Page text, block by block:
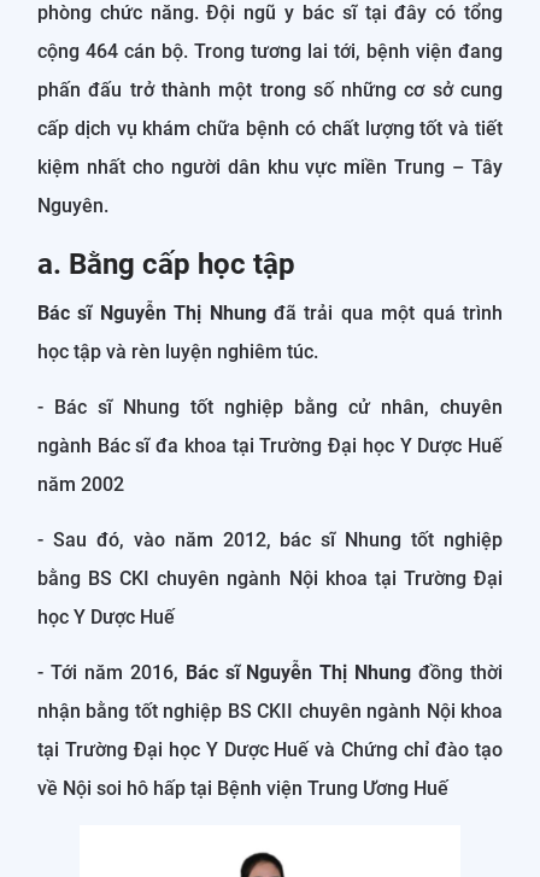
phòng chức năng. Đội ngũ y bác sĩ tại đây có tổng
cộng 464 cán bộ. Trong tương lai tới, bệnh viện đang
phấn đấu trở thành một trong số những cơ sở cung
cấp dịch vụ khám chữa bệnh có chất lượng tốt và tiết
kiệm nhất cho người dân khu vực miền Trung – Tây
Nguyên.
a. Bằng cấp học tập
Bác sĩ Nguyễn Thị Nhungđã trải qua một quá trình
học tập và rèn luyện nghiêm túc.
- Bác sĩ Nhung tốt nghiệp bằng cử nhân, chuyên
ngành Bác sĩ đa khoa tại Trường Đại học Y Dược Huế
năm 2002
- Sau đó, vào năm 2012, bác sĩ Nhung tốt nghiệp
bằng BS CKI chuyên ngành Nội khoa tại Trường Đại
học Y Dược Huế
- Tới năm 2016, Bác sĩ Nguyễn Thị Nhungđồng thời
nhận bằng tốt nghiệp BS CKII chuyên ngành Nội khoa
tại Trường Đại học Y Dược Huế và Chứng chỉ đào tạo
về Nội soi hô hấp tại Bệnh viện Trung Ương Huế